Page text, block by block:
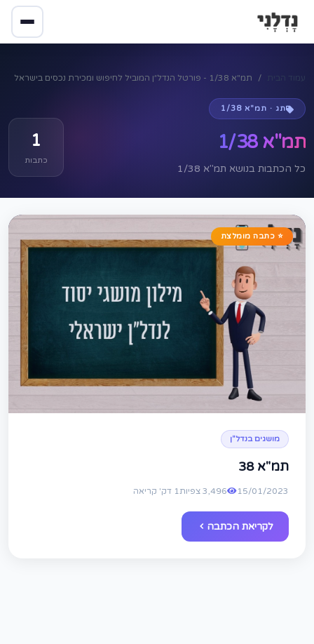
עמוד הבית תמ"א 1/38 - פורטל הנדל״ן המוביל לחיפוש ומכירת נכסים בישראל
תג · תמ"א 1/38
תמ"א 1/38
כל הכתבות בנושא תמ"א 1/38
1
כתבות
⭐ כתבה מומלצת
מושגים בנדל"ן
תמ"א 38
15/01/2023 3,496 צפיות 1 דק' קריאה
לקריאת הכתבה